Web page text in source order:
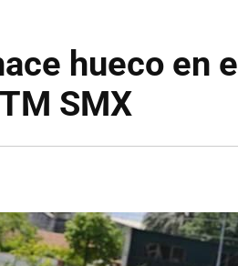
hueco en el
SMX